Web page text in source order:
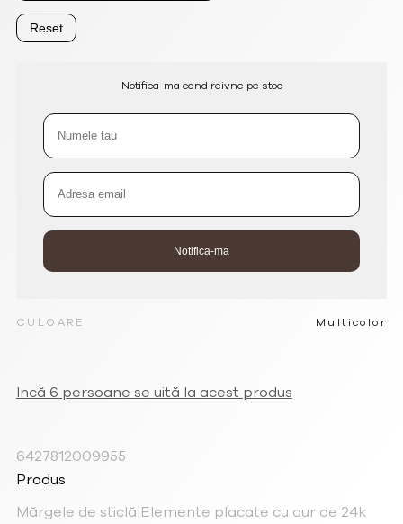
CULOARE Multicolor
Reset
Notifica-ma cand reivne pe stoc
Incă 6 persoane se uită la acest produs
6427812009955
Produs
Mărgele de sticlă|Elemente placate cu aur de 24k